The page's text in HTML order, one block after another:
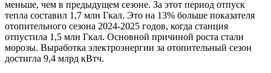
меньше, чем в предыдущем сезоне. За этот период отпуск
тепла составил 1,7 млн Гкал. Это на 13% больше показателя
отопительного сезона 2024-2025 годов, когда станция
отпустила 1,5 млн Гкал. Основной причиной роста стали
морозы. Выработка электроэнергии за отопительный сезон
достигла 9,4 млрд кВтч.